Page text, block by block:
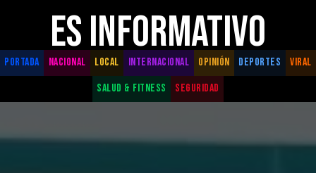
ES INFORMATIVO
PORTADA NACIONAL LOCAL INTERNACIONAL OPINIÓN DEPORTES
VIRAL
SALUD & FITNESS
SEGURIDAD